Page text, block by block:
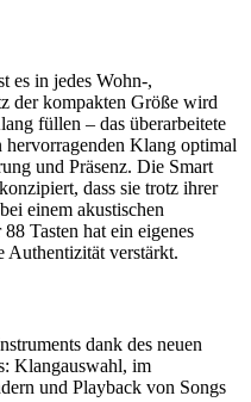
es in jedes Wohn-,
der kompakten Größe wird
füllen – das überarbeitete
hervorragenden Klang optimal
und Präsenz. Die Smart
dass sie trotz ihrer
einem akustischen
Tasten hat ein eigenes
Authentizität verstärkt.
dank des neuen
Klangauswahl, im
und Playback von Songs